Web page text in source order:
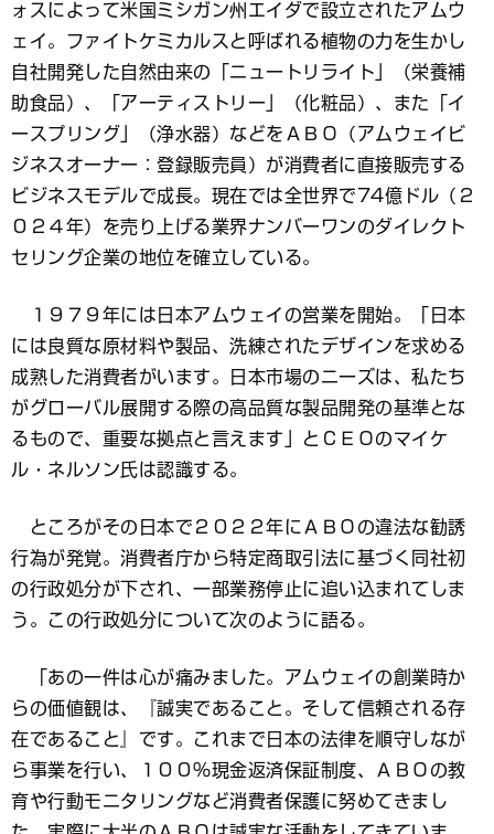
ォスによって米国ミシガン州エイダで設立されたアムウ
ェイ。ファイトケミカルスと呼ばれる植物の力を生かし
自社開発した自然由来の「ニュートリライト」（栄養補
助食品）、「アーティストリー」（化粧品）、また「イ
ースプリング」（浄水器）などをＡＢＯ（アムウェイビ
ジネスオーナー：登録販売員）が消費者に直接販売する
ビジネスモデルで成長。現在では全世界で74億ドル（２
０２４年）を売り上げる業界ナンバーワンのダイレクト
セリング企業の地位を確立している。
１９７９年には日本アムウェイの営業を開始。「日本
には良質な原材料や製品、洗練されたデザインを求める
成熟した消費者がいます。日本市場のニーズは、私たち
がグローバル展開する際の高品質な製品開発の基準とな
るもので、重要な拠点と言えます」とＣＥＯのマイケ
ル・ネルソン氏は認識する。
ところがその日本で２０２２年にＡＢＯの違法な勧誘
行為が発覚。消費者庁から特定商取引法に基づく同社初
の行政処分が下され、一部業務停止に追い込まれてしま
う。この行政処分について次のように語る。
「あの一件は心が痛みました。アムウェイの創業時か
らの価値観は、『誠実であること。そして信頼される存
在であること』です。これまで日本の法律を順守しなが
ら事業を行い、１００％現金返済保証制度、ＡＢＯの教
育や行動モニタリングなど消費者保護に努めてきまし